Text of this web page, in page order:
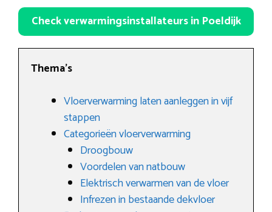
Check verwarmingsinstallateurs in Poeldijk
Thema’s
Vloerverwarming laten aanleggen in vijf
stappen
Categorieën vloerverwarming
Droogbouw
Voordelen van natbouw
Elektrisch verwarmen van de vloer
Infrezen in bestaande dekvloer